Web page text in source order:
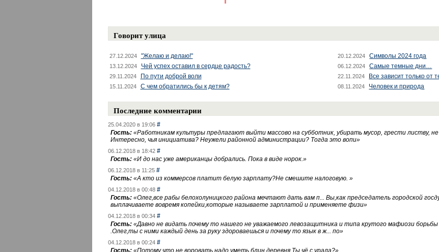
Говорит улица
27.12.2024 "Желаю и делаю!" 20.12.2024 Символы 2024 года
13.12.2024 Чей успех оставил в сердце радость? 06.12.2024 Самые темные дни…
29.11.2024 По пути доброй воли 22.11.2024 Все зависит только от
15.11.2024 С чем обратились бы к детям? 08.11.2024 Человек и природа
Последние комментарии
25.04.2020 в 19:06 #
Гость: «Работникам культуры предлагают выйти массово на субботник, убирать мусор, грести листву,
Интересно, чья инициатива? Неужели районной администрации? Тогда это вопи»
06.12.2018 в 18:42 #
Гость: «И до нас уже американцы добрались. Пока в виде норок.»
06.12.2018 в 11:25 #
Гость: «А кто из коммерсов платит белую зарплату?Не смешите налоговую. »
04.12.2018 в 00:48 #
Гость: «Олег,все рабы белохолуницкого района мечтают дать вам п... Вы,как председатель городской
выплачиваете вовремя копейки,которые называете зарплатой и применяете физи»
04.12.2018 в 00:34 #
Гость: «Давно не видать почему то нашего не уважаемого левозащитника и типа крутого мафиози
.Олег,ты с ними каждый день за руку здороваешься и почему то язык в ж... по»
04.12.2018 в 00:24 #
Гость: «Потому что не воровать надо уметь блин,деревня.Ты чё с урала?»